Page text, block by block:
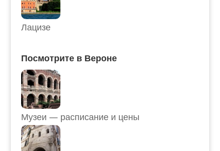
Лацизе
Посмотрите в Вероне
Музеи — расписание и цены